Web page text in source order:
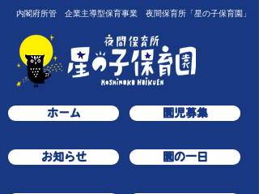
内閣府所管 企業主導型保育事業 夜間保育所「星の子保育園」
ホーム
お知らせ
園児募集
園の一日